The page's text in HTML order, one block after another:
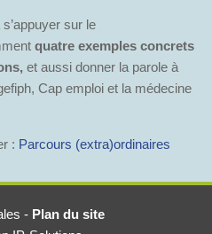
sur le
quatre exemples concrets
et aussi donner la parole à
Cap emploi et la médecine
: Parcours (extra)ordinaires
- Plan du site